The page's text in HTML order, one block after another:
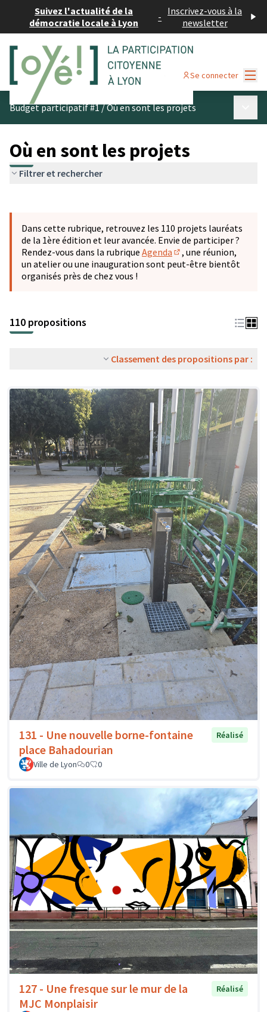
Suivez l'actualité de la
démocratie locale à Lyon
- Inscrivez-vous à la
newsletter
Se connecter
Budget participatif #1/Où en sont les projets
Où en sont les projets
Filtrer et rechercher
−
Dans cette rubrique, retrouvez les 110 projets lauréats
de la 1ère édition et leur avancée. Envie de participer ?
Rendez-vous dans la rubrique Agenda
(S'ouvre dans un
, une réunion,
un atelier ou une inauguration sont peut-être bientôt
organisés près de chez vous !
110 propositions
Classement des propositions par :
131 - Une nouvelle borne-fontaine
place Bahadourian
Réalisé
Ville de Lyon 0 0
127 - Une fresque sur le mur de la
MJC Monplaisir
Réalisé